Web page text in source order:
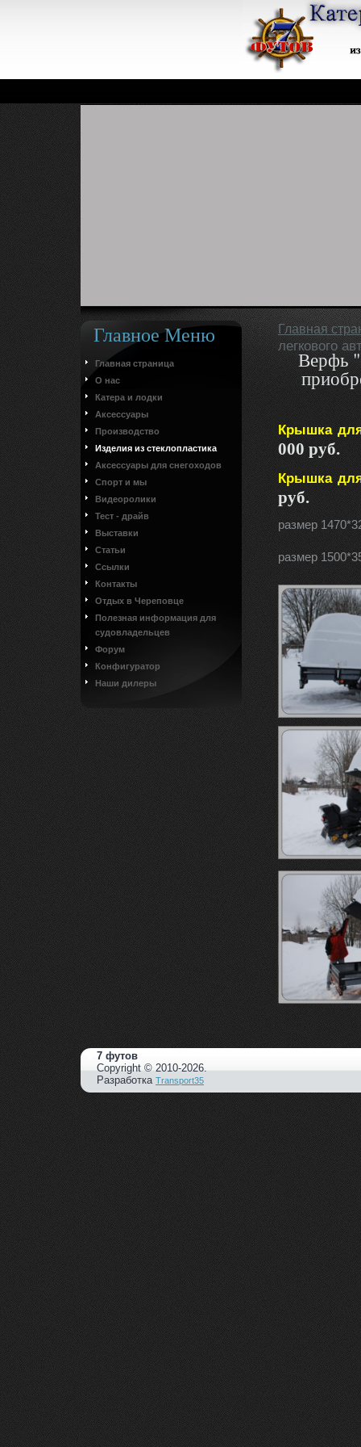
Главное Меню
Главная страница
О нас
Катера и лодки
Аксессуары
Производство
Изделия из стеклопластика
Аксессуары для снегоходов
Спорт и мы
Видеоролики
Тест - драйв
Выставки
Статьи
Ссылки
Контакты
Отдых в Череповце
Полезная информация для
судовладельцев
Форум
Конфигуратор
Наши дилеры
Главная
легкового
Верфь
Крышка
000 руб.
Крышка
руб.
размер
размер
7 футов
Copyright © 2010-2026.
Разработка Transport35